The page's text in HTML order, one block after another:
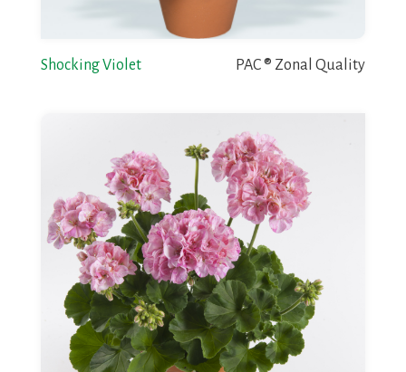
Shocking Violet PAC ® Zonal Quality